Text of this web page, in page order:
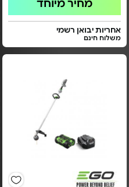
מחיר מיוחד
אחריות יבואן רשמי
משלוח חינם